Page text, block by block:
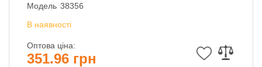
Модель 38356
В наявності
Оптова ціна:
351.96 грн